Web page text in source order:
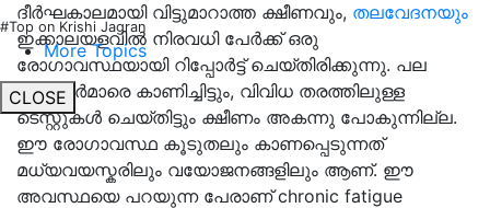
#Top on Krishi Jagran
More Topics
CLOSE
ദീർഘകാലമായി വിട്ടുമാറാത്ത ക്ഷീണവും, തലവേദനയും
ഇക്കാലയളവിൽ നിരവധി പേർക്ക് ഒരു
രോഗാവസ്ഥയായി റിപ്പോർട്ട് ചെയ്തിരിക്കുന്നു. പല
ഡോക്ടർമാരെ കാണിച്ചിട്ടും, വിവിധ തരത്തിലുള്ള
ടെസ്റ്റുകൾ ചെയ്തിട്ടും ക്ഷീണം അകന്നു പോകുന്നില്ല.
ഈ രോഗാവസ്ഥ കൂടുതലും കാണപ്പെടുന്നത്
മധ്യവയസ്കരിലും വയോജനങ്ങളിലും ആണ്. ഈ
അവസ്ഥയെ പറയുന്ന പേരാണ് chronic fatigue